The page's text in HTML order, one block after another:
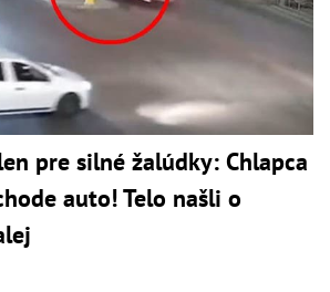
pre silné žalúdky: Chlapca
auto! Telo našli o